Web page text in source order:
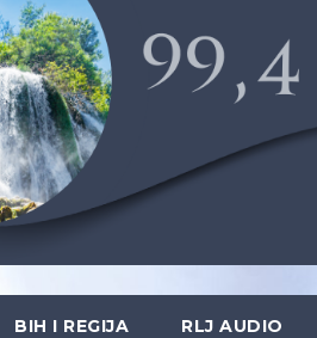
BIH I REGIJA RLJ AUDIO